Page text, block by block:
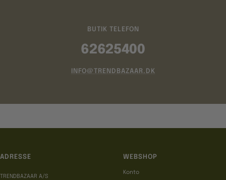
BUTIK TELEFON
62625400
INFO@TRENDBAZAAR.DK
ADRESSE
TRENDBAZAAR A/S
WEBSHOP
Konto